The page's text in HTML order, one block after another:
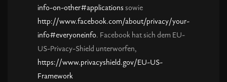
info-on-other#applicationssowie
http://www.facebook.com/about/privacy/your-
info#everyoneinfo. Facebook hat sich dem EU-
US-Privacy-Shield unterworfen,
https://www.privacyshield.gov/EU-US-
Framework